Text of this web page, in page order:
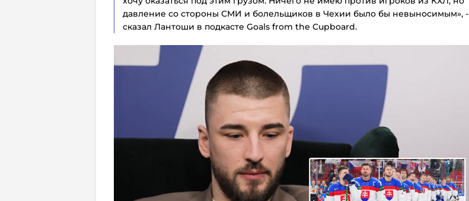
давление со стороны СМИ и болельщиков в Чехии было бы невыносимым», -
сказал Лантоши в подкасте Goals from the Cupboard.